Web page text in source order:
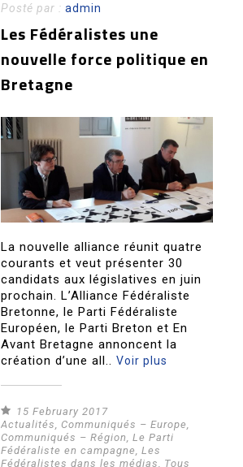
Posté par :admin
Les Fédéralistes une
nouvelle force politique en
Bretagne
La nouvelle alliance réunit quatre
courants et veut présenter 30
candidats aux législatives en juin
prochain. L’Alliance Fédéraliste
Bretonne, le Parti Fédéraliste
Européen, le Parti Breton et En
Avant Bretagne annoncent la
création d’une all..Voir plus
15 February 2017
Actualités
Communiqués – Europe
Communiqués – Région ,Le Parti
Fédéraliste en campagne ,Les
Fédéralistes dans les médias
Tous